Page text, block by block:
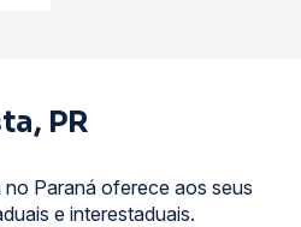
PR
Paraná oferece aos seus
e interestaduais.